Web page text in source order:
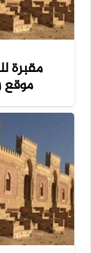
مقبرة
موقع